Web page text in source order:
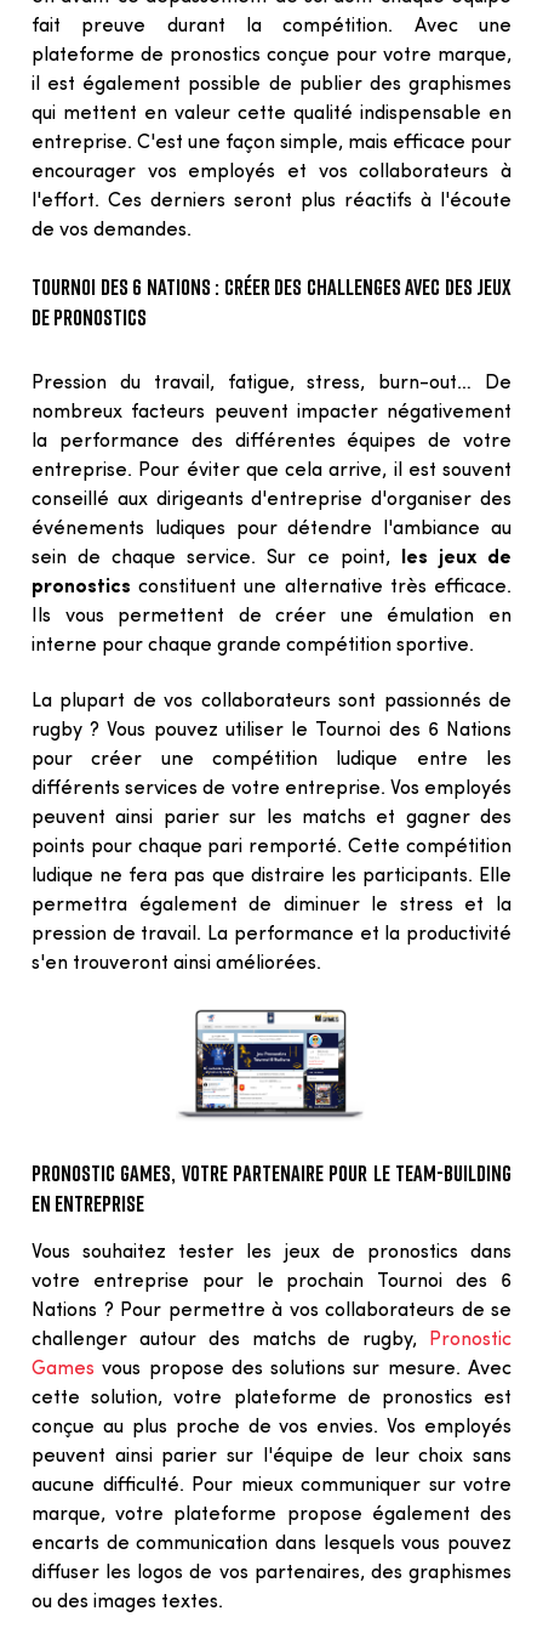
fait preuve durant la compétition. Avec une
plateforme de pronostics conçue pour votre marque,
il est également possible de publier des graphismes
qui mettent en valeur cette qualité indispensable en
entreprise. C'est une façon simple, mais efficace pour
encourager vos employés et vos collaborateurs à
l'effort. Ces derniers seront plus réactifs à l'écoute
de vos demandes.
tournoi des 6 nations : créer des challenges avec des jeux
de pronostics
Pression du travail, fatigue, stress, burn-out… De
nombreux facteurs peuvent impacter négativement
la performance des différentes équipes de votre
entreprise. Pour éviter que cela arrive, il est souvent
conseillé aux dirigeants d'entreprise d'organiser des
événements ludiques pour détendre l'ambiance au
sein de chaque service. Sur ce point, les jeux de
pronostics constituent une alternative très efficace.
Ils vous permettent de créer une émulation en
interne pour chaque grande compétition sportive.
La plupart de vos collaborateurs sont passionnés de
rugby ? Vous pouvez utiliser le Tournoi des 6 Nations
pour créer une compétition ludique entre les
différents services de votre entreprise. Vos employés
peuvent ainsi parier sur les matchs et gagner des
points pour chaque pari remporté. Cette compétition
ludique ne fera pas que distraire les participants. Elle
permettra également de diminuer le stress et la
pression de travail. La performance et la productivité
s'en trouveront ainsi améliorées.
Pronostic Games, votre partenaire pour le team-building
en entreprise
Vous souhaitez tester les jeux de pronostics dans
votre entreprise pour le prochain Tournoi des 6
Nations ? Pour permettre à vos collaborateurs de se
challenger autour des matchs de rugby, Pronostic
Games vous propose des solutions sur mesure. Avec
cette solution, votre plateforme de pronostics est
conçue au plus proche de vos envies. Vos employés
peuvent ainsi parier sur l'équipe de leur choix sans
aucune difficulté. Pour mieux communiquer sur votre
marque, votre plateforme propose également des
encarts de communication dans lesquels vous pouvez
diffuser les logos de vos partenaires, des graphismes
ou des images textes.